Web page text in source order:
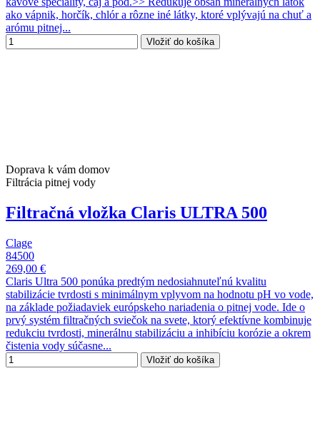
ako vápnik, horčík, chlór a rôzne iné látky, ktoré vplývajú na chuť a
arómu pitnej...
Vložiť do košíka
Doprava k vám domov
Filtrácia pitnej vody
Filtračná vložka Claris ULTRA 500
Clage
84500
269,00 €
Claris Ultra 500 ponúka predtým nedosiahnuteľnú kvalitu
stabilizácie tvrdosti s minimálnym vplyvom na hodnotu pH vo vode,
na základe požiadaviek európskeho nariadenia o pitnej vode. Ide o
prvý systém filtračných sviečok na svete, ktorý efektívne kombinuje
redukciu tvrdosti, minerálnu stabilizáciu a inhibíciu korózie a okrem
čistenia vody súčasne...
Vložiť do košíka